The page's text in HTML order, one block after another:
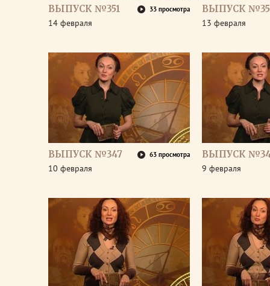
ВЫПУСК №351 33 просмотра
14 февраля
ВЫПУСК
13 февраля
ВЫПУСК №347 63 просмотра
10 февраля
ВЫПУСК
9 февраля